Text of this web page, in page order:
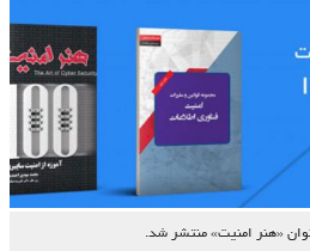
«هنر امنیت» منتشر شد.